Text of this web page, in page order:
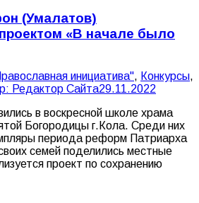
(Умалатов)
«В начале было
инициатива", Конкурсы,
Редактор Сайта29.11.2022
в воскресной школе храма
Богородицы г.Кола. Среди них
периода реформ Патриарха
семей поделились местные
проект по сохранению